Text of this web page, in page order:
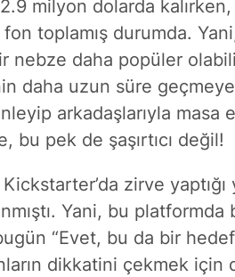
milyon dolarda
toplamış durumda.
nebze daha popüler
daha uzun süre
arkadaşlarıyla masa
bu pek de şaşırtıcı değil!
zirve yaptığı
Yani, bu platformda
“Evet, bu da bir
dikkatini çekmek için